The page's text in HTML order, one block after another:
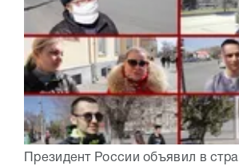
Президент России объявил в